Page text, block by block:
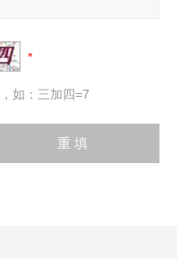
如：三加四=7